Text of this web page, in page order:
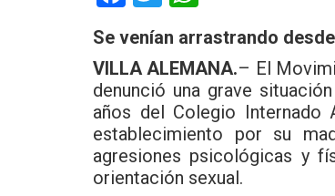
ce
b
o
o
k
tt
er
at
s
A
p
p
Se venían arrastrando
VILLA ALEMANA.– El
denunció una grave
años del Colegio Internado
establecimiento por su
agresiones psicológicas y
orientación sexual.